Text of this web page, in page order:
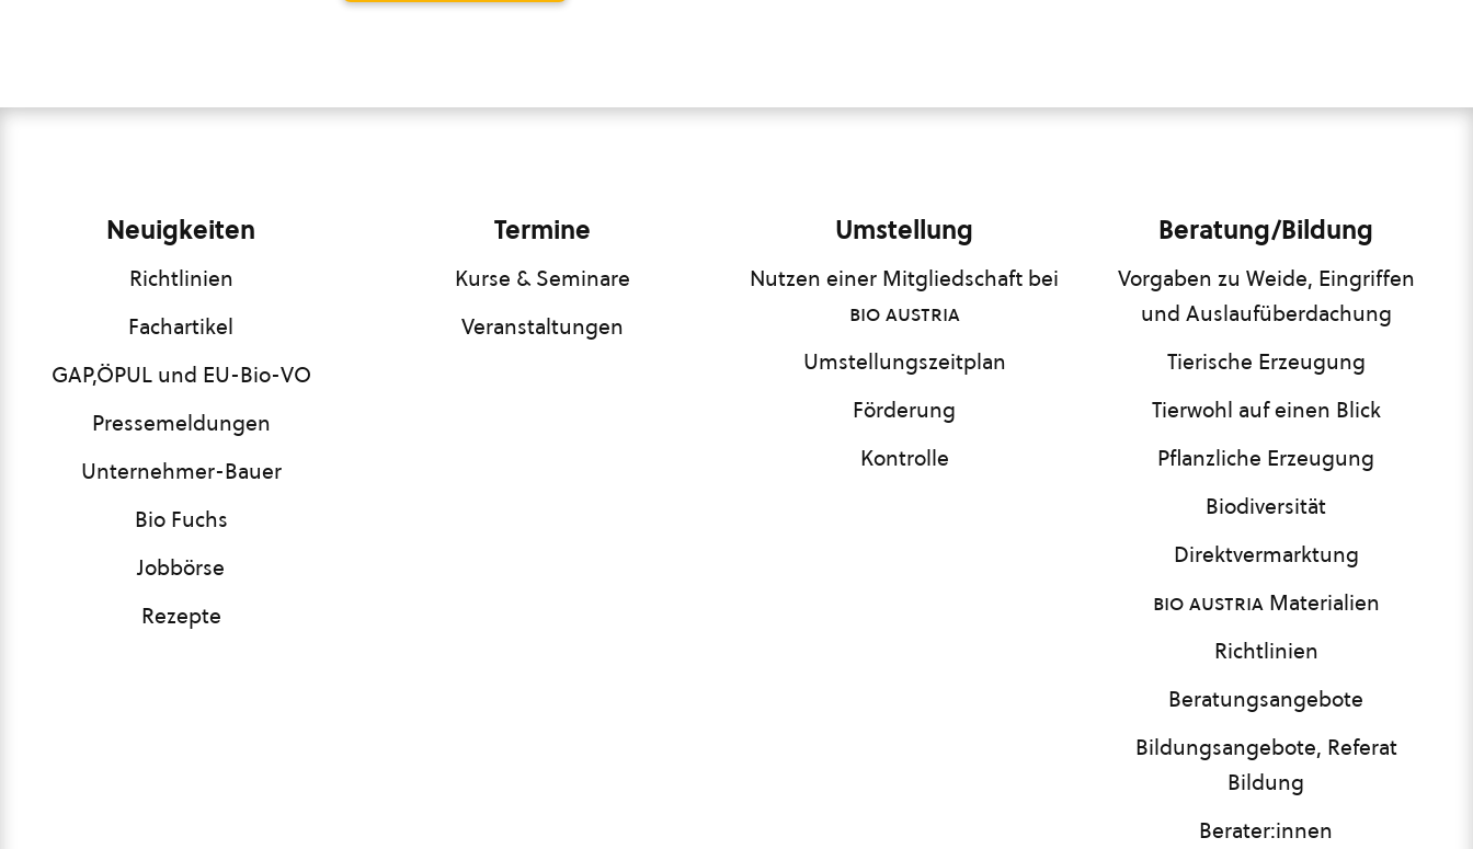
Neuigkeiten
Richtlinien
Fachartikel
GAP,ÖPUL und EU-Bio-VO
Pressemeldungen
Unternehmer-Bauer
Bio Fuchs
Jobbörse
Rezepte
Termine
Kurse & Seminare
Veranstaltungen
Umstellung
Nutzen einer Mitgliedschaft bei
bio austria
Umstellungszeitplan
Förderung
Kontrolle
Beratung/Bildung
Vorgaben zu Weide, Eingriffen
und Auslaufüberdachung
Tierische Erzeugung
Tierwohl auf einen Blick
Pflanzliche Erzeugung
Biodiversität
Direktvermarktung
bio austriaMaterialien
Richtlinien
Beratungsangebote
Bildungsangebote, Referat
Bildung
Berater:innen